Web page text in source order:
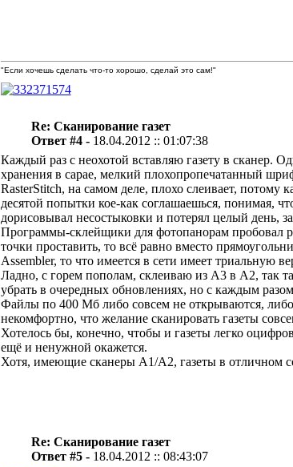
"Если хочешь сделать что-то хорошо, сделай это сам!"
Re: Сканирование газет
Ответ #4 - 18.04.2012 :: 01:07:38
Каждый раз с неохотой вставляю газету в сканер.
хранения в сарае, мелкий плохопропечатанный
RasterStitch, на самом деле, плохо слеивает, потому
десятой попытки кое-как соглашаешься, понимая,
дорисовывал несостыковки и потерял целый день,
Программы-склейщики для фотопанорам пробовал
точки проставить, то всё равно вместо
Assembler, то что имеется в сети имеет триальную
Ладно, с горем пополам, склеиваю из А3 в А2, так
убрать в очередных обновлениях, но с каждым
Файлы по 400 Мб либо совсем не открываются,
некомфортно, что желание сканировать газеты
Хотелось бы, конечно, чтобы и газеты легко
ещё и ненужной окажется.
Хотя, имеющие сканеры А1/А2, газеты в отличном
Re: Сканирование газет
Ответ #5 - 18.04.2012 :: 08:43:07